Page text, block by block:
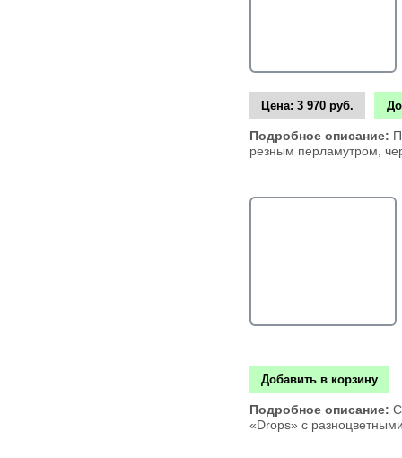
Цена:3 970 руб.
Подробное описание:
резным перламутром,
Добавить в корзину
Подробное описание:
«Drops» с